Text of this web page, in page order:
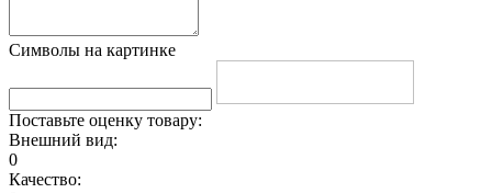
Символы на картинке
Поставьте оценку товару:
Внешний вид:
0
Качество: